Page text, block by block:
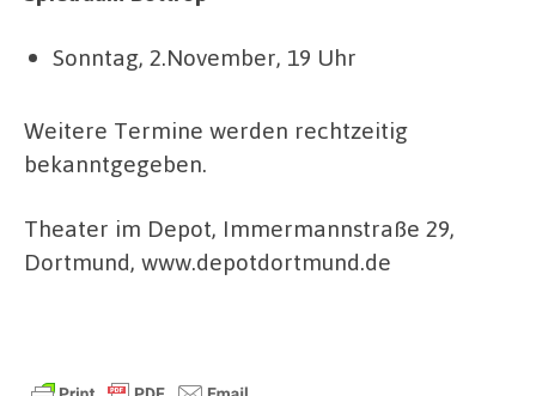
Sonntag, 2.November, 19 Uhr
Weitere Termine werden rechtzeitig
bekanntgegeben.
Theater im Depot, Immermannstraße 29,
Dortmund, www.depotdortmund.de